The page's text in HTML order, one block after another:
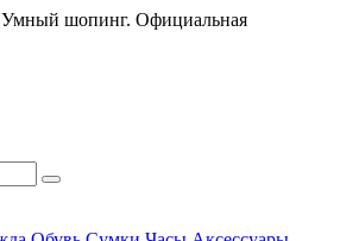
шопинг. Официальная